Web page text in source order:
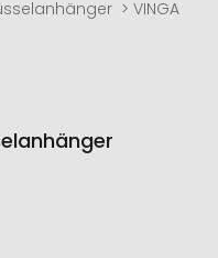
VINGA